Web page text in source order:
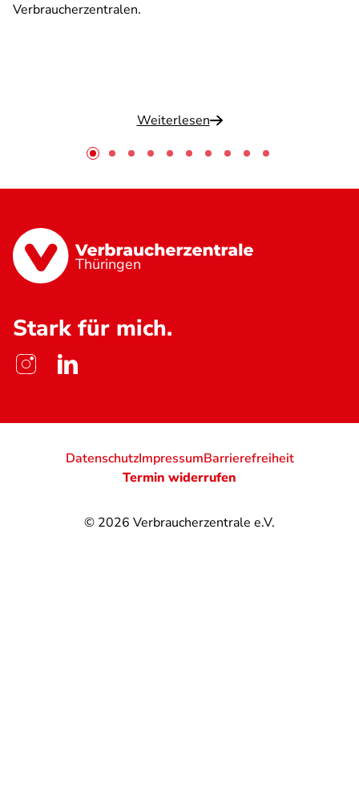
Verbraucherzentralen.
Weiterlesen
Thüringen
Stark für mich.
© 2026 Verbraucherzentrale e.V.
DatenschutzImpressumBarrierefreiheit
Termin widerrufen